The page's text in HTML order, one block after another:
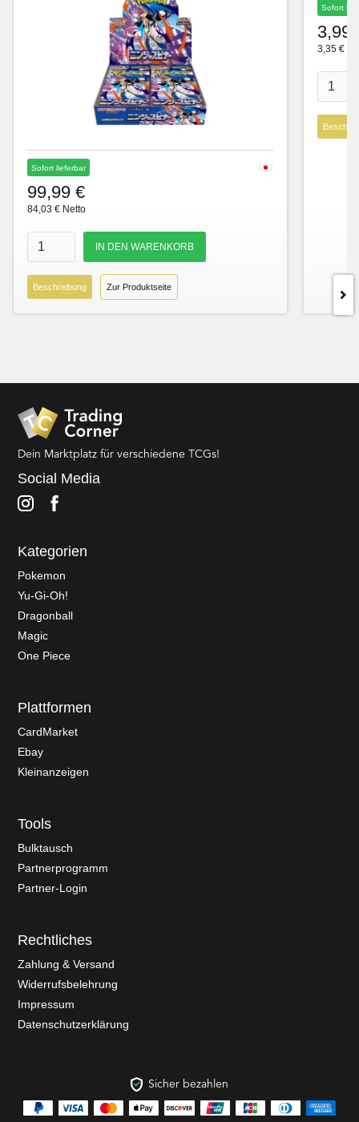
Sofort lieferbar
99,99 €
84,03 € Netto
Beschreibung Zur Produktseite
Sofort
3,99
3,35 €
Dein Marktplatz für verschiedene TCGs!
Social Media
Kategorien
Pokemon
Yu-Gi-Oh!
Dragonball
Magic
One Piece
Plattformen
CardMarket
Ebay
Kleinanzeigen
Tools
Bulktausch
Partnerprogramm
Partner-Login
Rechtliches
Zahlung & Versand
Widerrufsbelehrung
Impressum
Datenschutzerklärung
Sicher bezahlen